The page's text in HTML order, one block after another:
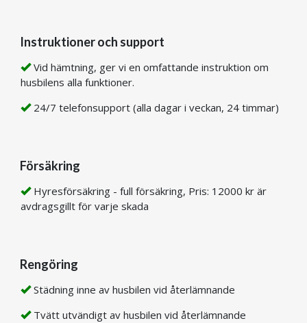
Instruktioner och support
Vid hämtning, ger vi en omfattande instruktion om
husbilens alla funktioner.
24/7 telefonsupport (alla dagar i veckan, 24 timmar)
Försäkring
Hyresförsäkring - full försäkring, Pris: 12000 kr är
avdragsgillt för varje skada
Rengöring
Städning inne av husbilen vid återlämnande
Tvätt utvändigt av husbilen vid återlämnande